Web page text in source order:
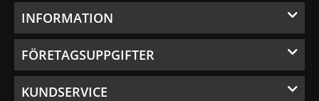
INFORMATION
FÖRETAGSUPPGIFTER
KUNDSERVICE